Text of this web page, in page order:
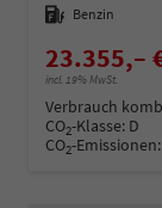
Kraftstoff Benzin
23.355,–
incl. 19% MwSt.
Verbrauch
CO2-Klasse: D
CO2-Emissionen: